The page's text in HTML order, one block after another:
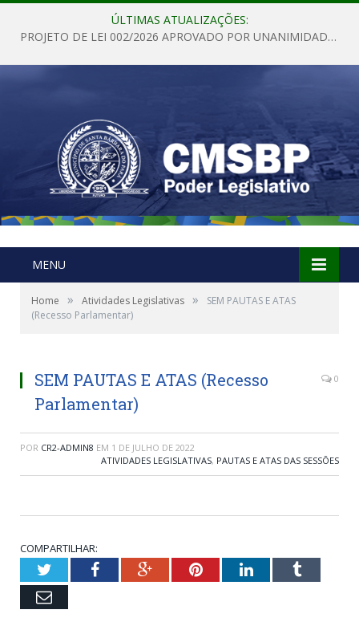
ÚLTIMAS ATUALIZAÇÕES:
PROJETO DE LEI 002/2026 APROVADO POR UNANIMIDADE EM SESSÃO ORDINÁRIA NESTA QUINTA – FEIRA 28 DE MAIO DE 2026
MENU
Home » Atividades Legislativas »
SEM PAUTAS E ATAS
(Recesso Parlamentar)
SEM PAUTAS E ATAS (Recesso
Parlamentar)
0
POR CR2-ADMIN8 EM 1 DE JULHO DE 2022
ATIVIDADES LEGISLATIVAS, PAUTAS E ATAS DAS SESSÕES
COMPARTILHAR:
TwitterFacebookGoogle+PinterestLinkedInTumblr
Email